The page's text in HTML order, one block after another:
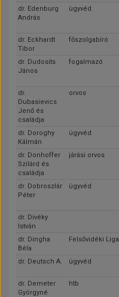
dr. Edenburg
András
ügyvéd
dr. Eckhardt
Tibor
főszolgabíró
dr. Dudosits
János
fogalmazó
dr.
Dubasievics
Jenő és
családja
orvos
dr. Doroghy
Kálmán
ügyvéd
dr. Donhoffer
Szilárd és
családja
járási orvos
dr. Dobroszlár
Péter
ügyvéd
dr. Divéky
István
dr. Dingha
Béla
Felsővidéki Liga
dr. Deutsch A. ügyvéd
dr. Demeter
Györgyné
htb